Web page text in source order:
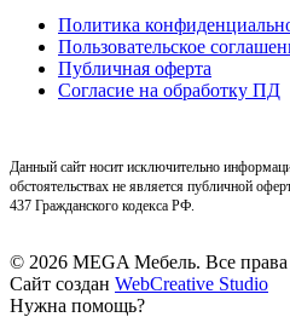
Политика
Пользовательское
Публичная оферта
Согласие на обработку ПД
Данный сайт носит исключительно
обстоятельствах не является публичной
437 Гражданского кодекса РФ.
© 2026 MEGA Мебель. Все
Сайт создан WebCreative Studio
Нужна помощь?